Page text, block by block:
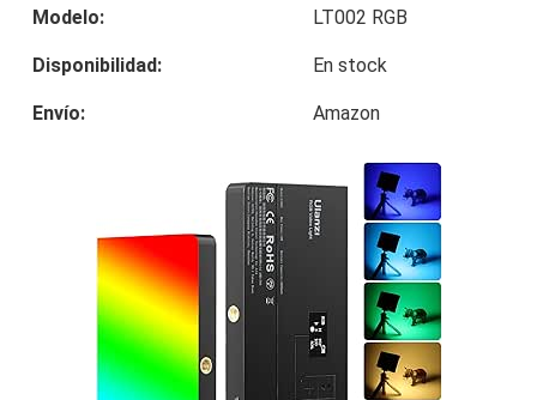
Modelo: LT002 RGB
Disponibilidad: En stock
Envío: Amazon